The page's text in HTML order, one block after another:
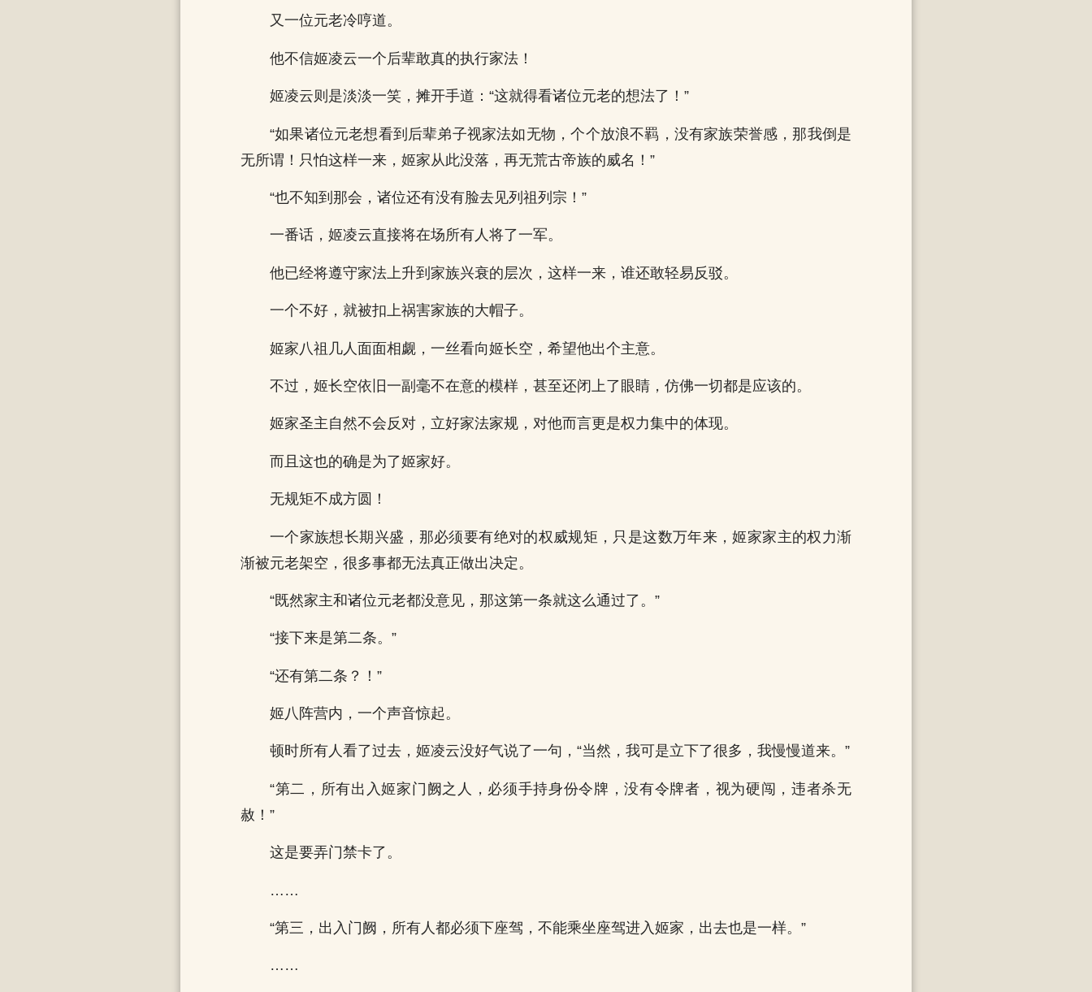
又一位元老冷哼道。
他不信姬凌云一个后辈敢真的执行家法！
姬凌云则是淡淡一笑，摊开手道：“这就得看诸位元老的想法了！”
“如果诸位元老想看到后辈弟子视家法如无物，个个放浪不羁，没有家族荣誉感，那我倒是
无所谓！只怕这样一来，姬家从此没落，再无荒古帝族的威名！”
“也不知到那会，诸位还有没有脸去见列祖列宗！”
一番话，姬凌云直接将在场所有人将了一军。
他已经将遵守家法上升到家族兴衰的层次，这样一来，谁还敢轻易反驳。
一个不好，就被扣上祸害家族的大帽子。
姬家八祖几人面面相觑，一丝看向姬长空，希望他出个主意。
不过，姬长空依旧一副毫不在意的模样，甚至还闭上了眼睛，仿佛一切都是应该的。
姬家圣主自然不会反对，立好家法家规，对他而言更是权力集中的体现。
而且这也的确是为了姬家好。
无规矩不成方圆！
一个家族想长期兴盛，那必须要有绝对的权威规矩，只是这数万年来，姬家家主的权力渐
渐被元老架空，很多事都无法真正做出决定。
“既然家主和诸位元老都没意见，那这第一条就这么通过了。”
“接下来是第二条。”
“还有第二条？！”
姬八阵营内，一个声音惊起。
顿时所有人看了过去，姬凌云没好气说了一句，“当然，我可是立下了很多，我慢慢道来。”
“第二，所有出入姬家门阙之人，必须手持身份令牌，没有令牌者，视为硬闯，违者杀无
赦！”
这是要弄门禁卡了。
……
“第三，出入门阙，所有人都必须下座驾，不能乘坐座驾进入姬家，出去也是一样。”
……